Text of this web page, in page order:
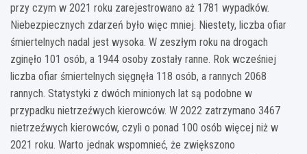
przy czym w 2021 roku zarejestrowano aż 1781 wypadków.
Niebezpiecznych zdarzeń było więc mniej. Niestety, liczba ofiar
śmiertelnych nadal jest wysoka. W zeszłym roku na drogach
zginęło 101 osób, a 1944 osoby zostały ranne. Rok wcześniej
liczba ofiar śmiertelnych sięgnęła 118 osób, a rannych 2068
rannych. Statystyki z dwóch minionych lat są podobne w
przypadku nietrzeźwych kierowców. W 2022 zatrzymano 3467
nietrzeźwych kierowców, czyli o ponad 100 osób więcej niż w
2021 roku. Warto jednak wspomnieć, że zwiększono